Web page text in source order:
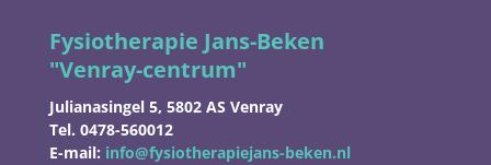
Fysiotherapie Jans-Beken
"Venray-centrum"
Julianasingel 5, 5802 AS Venray
Tel. 0478-560012
E-mail: info@fysiotherapiejans-beken.nl